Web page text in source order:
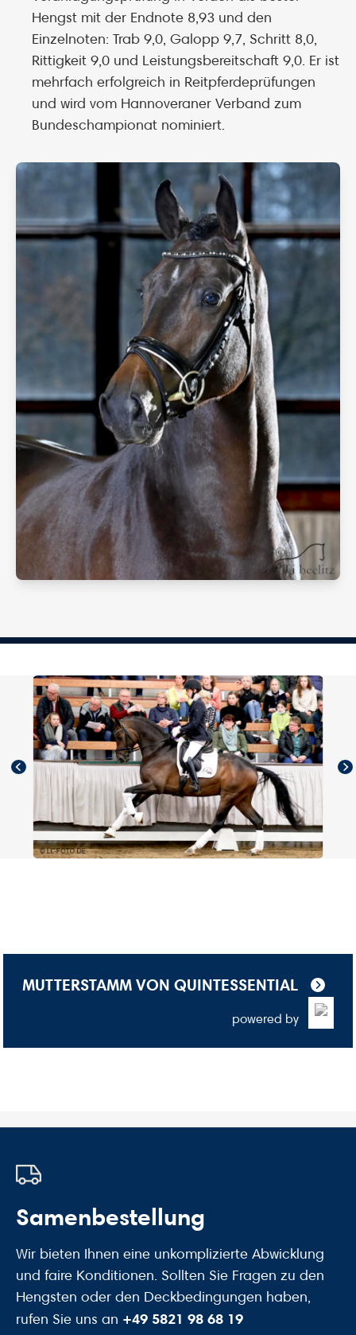
Hengst mit der Endnote 8,93 und den
Einzelnoten: Trab 9,0, Galopp 9,7, Schritt 8,0,
Rittigkeit 9,0 und Leistungsbereitschaft 9,0. Er ist
mehrfach erfolgreich in Reitpferdeprüfungen
und wird vom Hannoveraner Verband zum
Bundeschampionat nominiert.
MUTTERSTAMM VON QUINTESSENTIAL
powered by
Samenbestellung
Wir bieten Ihnen eine unkomplizierte Abwicklung
und faire Konditionen. Sollten Sie Fragen zu den
Hengsten oder den Deckbedingungen haben,
rufen Sie uns an +49 5821 98 68 19